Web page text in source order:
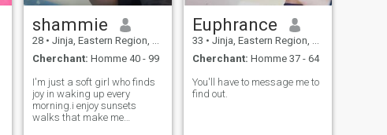
shammie
28 • Jinja, Eastern Region, Ouganda
Cherchant: Homme 40 - 99
I'm just a soft girl who finds
joy in waking up every
morning.i enjoy sunsets
walks that make me
Euphrance
33 • Jinja, Eastern Region, Ouganda
Cherchant: Homme 37 - 64
You'll have to message me to
find out.